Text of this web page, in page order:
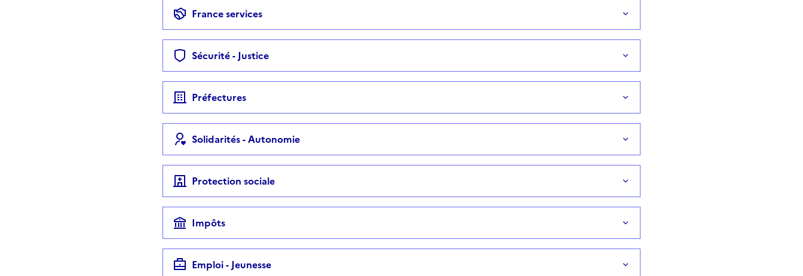
France services
Sécurité - Justice
Préfectures
Solidarités - Autonomie
Protection sociale
Impôts
Emploi - Jeunesse